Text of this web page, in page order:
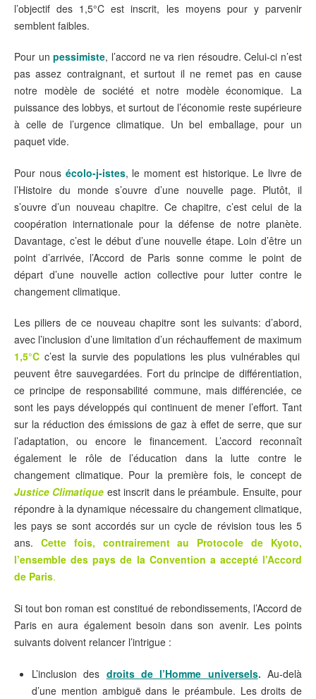
l’objectif des 1,5°C est inscrit, les moyens pour y parvenir
semblent faibles.
Pour unpessimiste, l’accord ne va rien résoudre. Celui-ci n’est
pas assez contraignant, et surtout il ne remet pas en cause
notre modèle de société et notre modèle économique. La
puissance des lobbys, et surtout de l’économie reste supérieure
à celle de l’urgence climatique. Un bel emballage, pour un
paquet vide.
Pour nous écolo-j-istes, le moment est historique. Le livre de
l’Histoire du monde s’ouvre d’une nouvelle page. Plutôt, il
s’ouvre d’un nouveau chapitre. Ce chapitre, c’est celui de la
coopération internationale pour la défense de notre planète.
Davantage, c’est le début d’une nouvelle étape. Loin d’être un
point d’arrivée, l’Accord de Paris sonne comme le point de
départ d’une nouvelle action collective pour lutter contre le
changement climatique.
Les piliers de ce nouveau chapitre sont les suivants: d’abord,
avec l’inclusion d’une limitation d’un réchauffement de maximum
1,5°C c’est la survie des populations les plus vulnérables qui
peuvent être sauvegardées. Fort du principe de différentiation,
ce principe de responsabilité commune, mais différenciée, ce
sont les pays développés qui continuent de mener l’effort. Tant
sur la réduction des émissions de gaz à effet de serre, que sur
l’adaptation, ou encore le financement. L’accord reconnaît
également le rôle de l’éducation dans la lutte contre le
changement climatique. Pour la première fois, le concept de
Justice Climatique est inscrit dans le préambule. Ensuite, pour
répondre à la dynamique nécessaire du changement climatique,
les pays se sont accordés sur un cycle de révision tous les 5
ans. Cette fois, contrairement au Protocole de Kyoto,
l’ensemble des pays de la Convention a accepté l’Accord
de Paris.
Si tout bon roman est constitué de rebondissements, l’Accord de
Paris en aura également besoin dans son avenir. Les points
suivants doivent relancer l’intrigue :
L’inclusion des droits de l’Homme universels. Au-delà
d’une mention ambiguë dans le préambule. Les droits de